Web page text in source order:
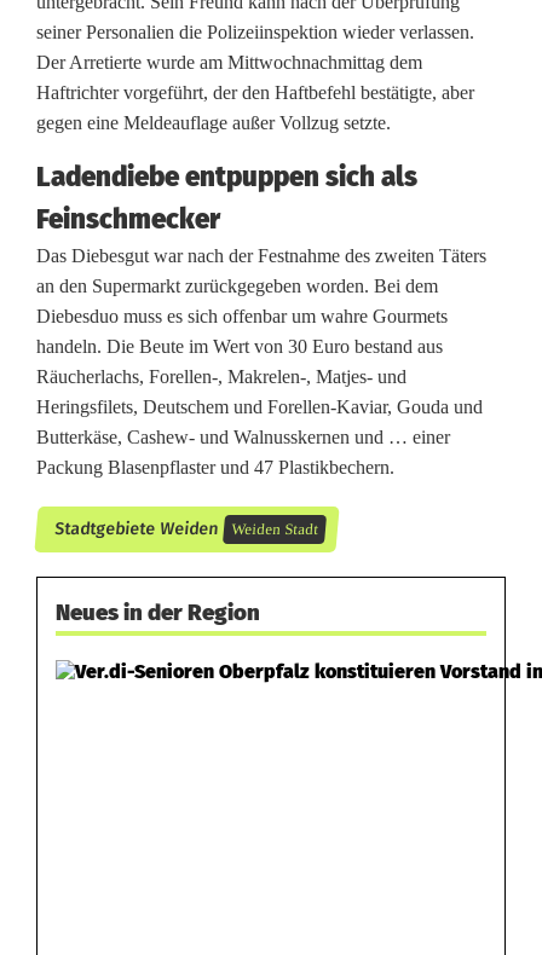
seiner Personalien die Polizeiinspektion wieder verlassen.
Der Arretierte wurde am Mittwochnachmittag dem
Haftrichter vorgeführt, der den Haftbefehl bestätigte, aber
gegen eine Meldeauflage außer Vollzug setzte.
Ladendiebe entpuppen sich als
Feinschmecker
Das Diebesgut war nach der Festnahme des zweiten Täters
an den Supermarkt zurückgegeben worden. Bei dem
Diebesduo muss es sich offenbar um wahre Gourmets
handeln. Die Beute im Wert von 30 Euro bestand aus
Räucherlachs, Forellen-, Makrelen-, Matjes- und
Heringsfilets, Deutschem und Forellen-Kaviar, Gouda und
Butterkäse, Cashew- und Walnusskernen und … einer
Packung Blasenpflaster und 47 Plastikbechern.
Stadtgebiete Weiden Weiden Stadt
Neues in der Region